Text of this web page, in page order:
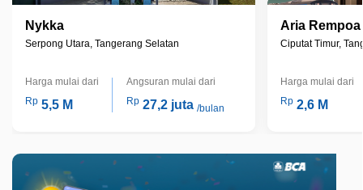
Nykka
Serpong Utara, Tangerang Selatan
Harga mulai dari
Rp 5,5 M
Angsuran mulai dari
Rp 27,2 juta /bulan
Aria Rempoa
Ciputat Timur,
Harga mulai dari
Rp 2,6 M